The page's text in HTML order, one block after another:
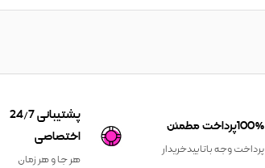
100%پرداخت مطمئن
پرداخت وجه باتاییدخریدار
پشتیبانی 24/7
اختصاصی
هر جا و هر زمان